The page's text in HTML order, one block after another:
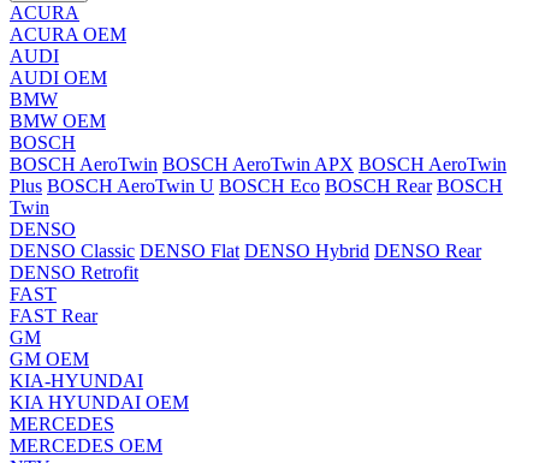
ACURA
ACURA OEM
AUDI
AUDI OEM
BMW
BMW OEM
BOSCH
BOSCH AeroTwin BOSCH AeroTwin APX BOSCH AeroTwin
Plus BOSCH AeroTwin U BOSCH Eco BOSCH Rear BOSCH
Twin
DENSO
DENSO Classic DENSO Flat DENSO Hybrid DENSO Rear
DENSO Retrofit
FAST
FAST Rear
GM
GM OEM
KIA-HYUNDAI
KIA HYUNDAI OEM
MERCEDES
MERCEDES OEM